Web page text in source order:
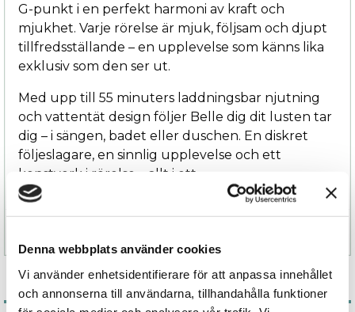
Denna webbplats använder cookies
Vi använder enhetsidentifierare för att anpassa innehållet
och annonserna till användarna, tillhandahålla funktioner
G-punkt i en perfekt harmoni av kraft och
mjukhet. Varje rörelse är mjuk, följsam och djupt
tillfredsställande – en upplevelse som känns lika
exklusiv som den ser ut.
Med upp till 55 minuters laddningsbar njutning
och vattentät design följer Belle dig dit lusten tar
dig – i sängen, badet eller duschen. En diskret
följeslagare, en sinnlig upplevelse och ett
konstverk i rörelse – allt i ett.